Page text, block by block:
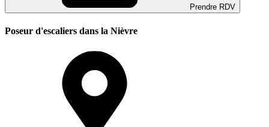
Prendre RDV
Poseur d'escaliers dans la Nièvre